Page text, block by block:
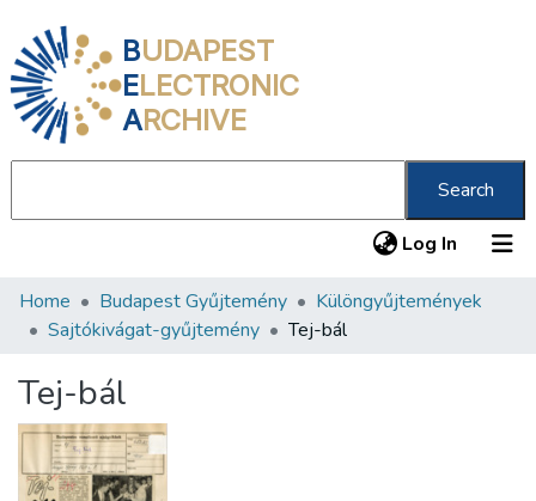
BUDAPEST
ELECTRONIC
ARCHIVE
Search
Log In (current)
Communities & Collections
Statistics
About us
Home Budapest Gyűjtemény
Különgyűjtemények
Sajtókivágat-gyűjtemény
Tej-bál
Tej-bál